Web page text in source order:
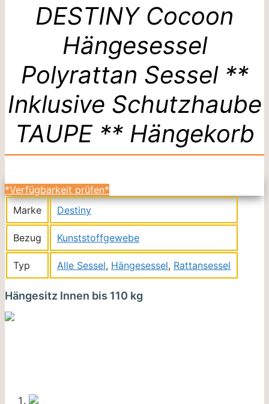
DESTINY Cocoon
Hängesessel
Polyrattan Sessel **
Inklusive Schutzhaube
TAUPE ** Hängekorb
*Verfügbarkeit prüfen*
Marke
Destiny
Bezug Kunststoffgewebe
Typ Alle Sessel, Hängesessel, Rattansessel
Hängesitz Innen bis 110 kg